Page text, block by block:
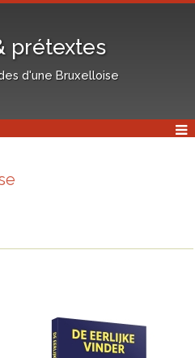
prétextes
d'une Bruxelloise